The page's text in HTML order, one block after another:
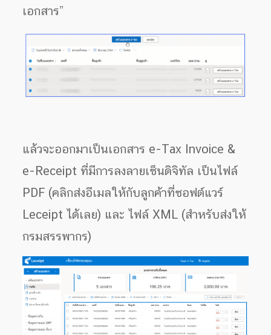
เอกสาร”
แล้วจะออกมาเป็นเอกสาร e-Tax Invoice &
e-Receipt ที่มีการลงลายเซ็นดิจิทัล เป็นไฟล์
PDF (คลิกส่งอีเมลให้กับลูกค้าที่ซอฟต์แวร์
Leceipt ได้เลย) และ ไฟล์ XML (สำหรับส่งให้
กรมสรรพากร)